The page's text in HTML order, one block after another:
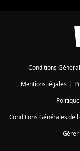
Conditions
Mentions légales|
Conditions Générales de
Gérer